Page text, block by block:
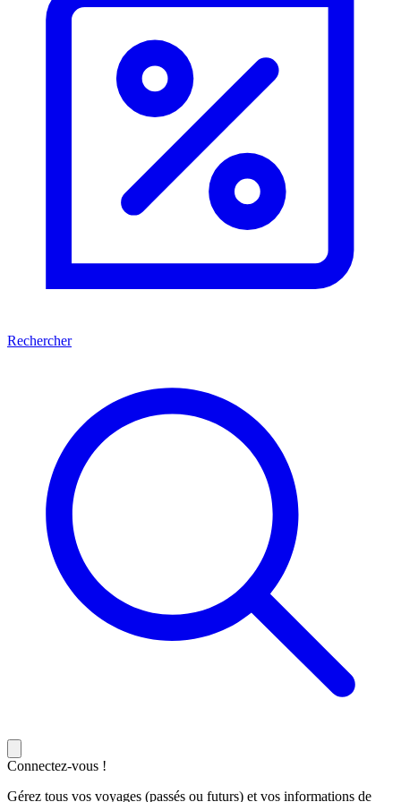
Rechercher
Connectez-vous !
Gérez tous vos voyages (passés ou futurs) et vos informations de